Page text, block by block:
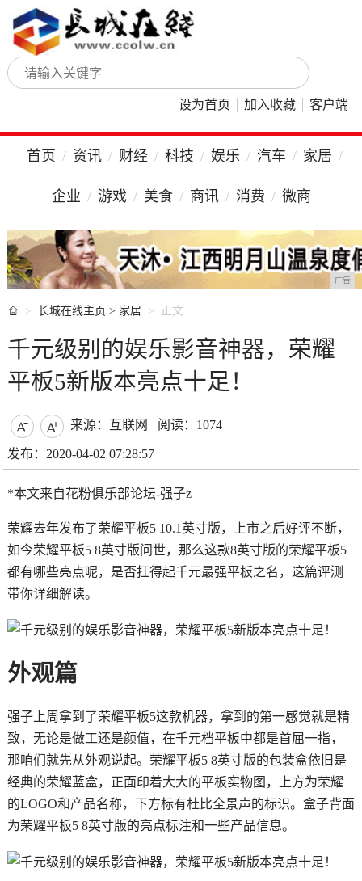
设为首页 加入收藏 客户端
首页 资讯 财经 科技 娱乐 汽车 家居
企业 游戏 美食 商讯 消费 微商
广告
 长城在线主页 > 家居 正文
千元级别的娱乐影音神器，荣耀
平板5新版本亮点十足！
  来源：互联网 阅读：1074
发布：2020-04-02 07:28:57
*本文来自花粉俱乐部论坛-强子z
荣耀去年发布了荣耀平板5 10.1英寸版，上市之后好评不断，
如今荣耀平板5 8英寸版问世，那么这款8英寸版的荣耀平板5
都有哪些亮点呢，是否扛得起千元最强平板之名，这篇评测
带你详细解读。
外观篇
强子上周拿到了荣耀平板5这款机器，拿到的第一感觉就是精
致，无论是做工还是颜值，在千元档平板中都是首屈一指，
那咱们就先从外观说起。荣耀平板5 8英寸版的包装盒依旧是
经典的荣耀蓝盒，正面印着大大的平板实物图，上方为荣耀
的LOGO和产品名称，下方标有杜比全景声的标识。盒子背面
为荣耀平板5 8英寸版的亮点标注和一些产品信息。